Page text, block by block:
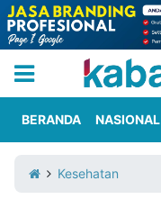
Iklan
Berita
Kami
BERANDA NASIONAL
Kesehatan